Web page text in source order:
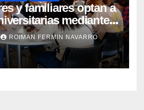
y familiares optan a
mediante
MinSalud y la
ROIMAN FERMIN NAVARRO